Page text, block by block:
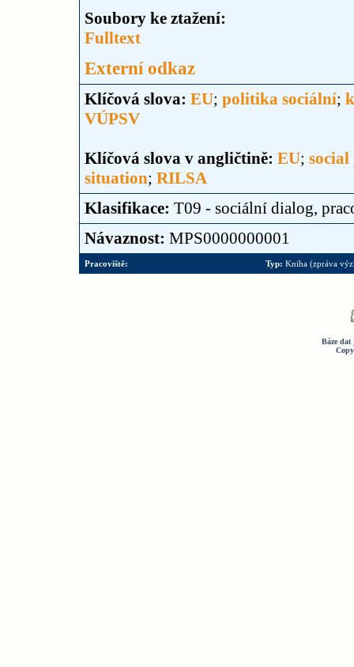
Soubory ke ztažení:
Fulltext
Externí odkaz
Klíčová slova: EU; politika sociální;
VÚPSV
Klíčová slova v angličtině: EU;
situation; RILSA
Klasifikace: T09 - sociální dialog,
Návaznost: MPS0000000001
Pracoviště: Typ: Kniha (zpráva
Báze dat